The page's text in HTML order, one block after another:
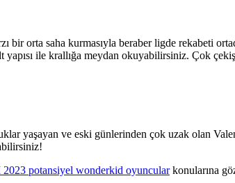
bir orta saha kurmasıyla beraber ligde rekabeti
yapısı ile krallığa meydan okuyabilirsiniz. Çok
yaşayan ve eski günlerinden çok uzak olan
2023 potansiyel wonderkid oyuncularkonularına